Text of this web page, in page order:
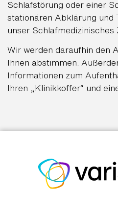
Schlafstörung oder einer
stationären Abklärung und
unser Schlafmedizinisches
Wir werden daraufhin den
Ihnen abstimmen.
Informationen zum
Ihren „Klinikkoffer“ und